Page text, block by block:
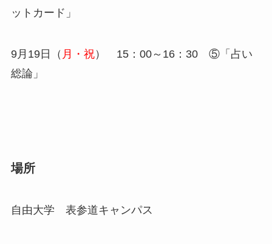
ットカード」
9月19日（ 月・祝） 15：00～16：30 ⑤「占い
総論」
場所
自由大学 表参道キャンパス